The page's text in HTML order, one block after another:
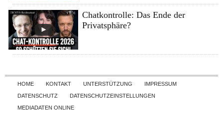
Chatkontrolle: Das Ende der
Privatsphäre?
Skip to content
HOME KONTAKT UNTERSTÜTZUNG
IMPRESSUM
DATENSCHUTZ
DATENSCHUTZEINSTELLUNGEN
MEDIADATEN ONLINE